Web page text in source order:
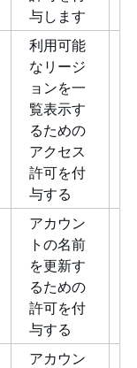
与します
利用可能
なリージ
ョンを一
覧表示す
るための
アクセス
許可を付
与する
アカウン
トの名前
を更新す
るための
許可を付
与する
アカウン